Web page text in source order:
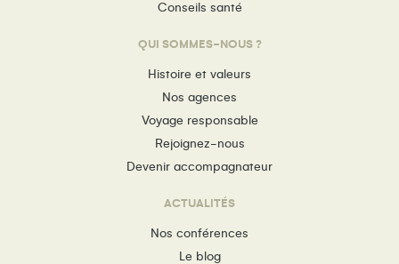
Conseils santé
QUI SOMMES-NOUS ?
Histoire et valeurs
Nos agences
Voyage responsable
Rejoignez-nous
Devenir accompagnateur
ACTUALITÉS
Nos conférences
Le blog